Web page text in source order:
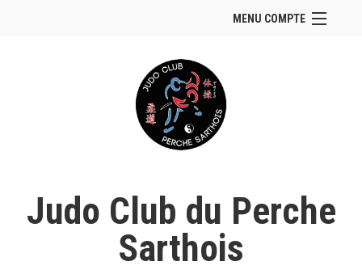
MENU COMPTE
Site Web du club
Se connecter
Panier ( vide )
Judo Club du Perche
Sarthois